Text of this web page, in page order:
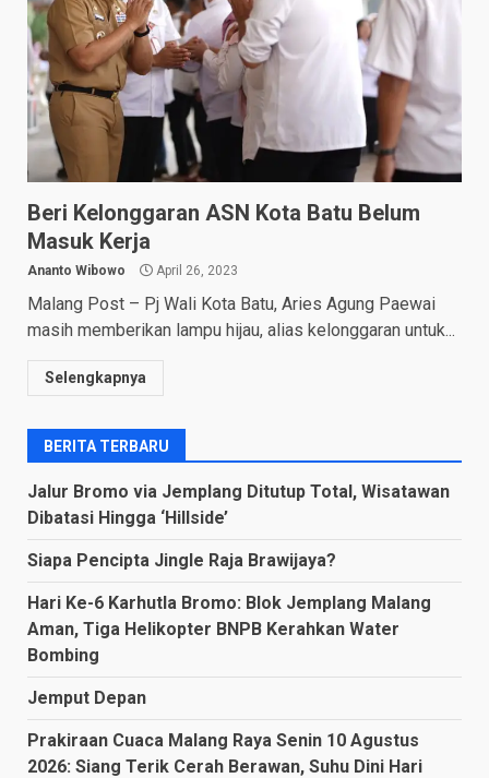
Beri Kelonggaran ASN Kota Batu Belum
Masuk Kerja
Ananto Wibowo April 26, 2023
Malang Post – Pj Wali Kota Batu, Aries Agung Paewai
masih memberikan lampu hijau, alias kelonggaran untuk...
Selengkapnya
BERITA TERBARU
Jalur Bromo via Jemplang Ditutup Total, Wisatawan
Dibatasi Hingga ‘Hillside’
Siapa Pencipta Jingle Raja Brawijaya?
Hari Ke-6 Karhutla Bromo: Blok Jemplang Malang
Aman, Tiga Helikopter BNPB Kerahkan Water
Bombing
Jemput Depan
Prakiraan Cuaca Malang Raya Senin 10 Agustus
2026: Siang Terik Cerah Berawan, Suhu Dini Hari